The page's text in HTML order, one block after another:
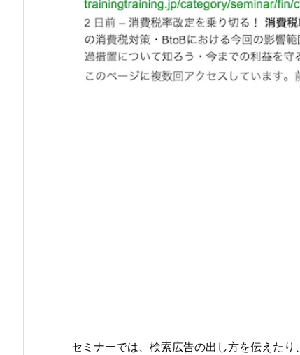
セミナーでは、検索広告の出し方を伝えたり、